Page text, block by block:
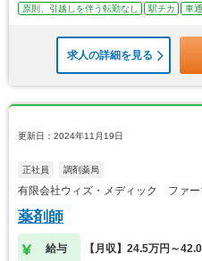
原則、引越しを伴う転勤なし 駅チカ 車
求人の詳細を見る
更新日：2024年11月19日
正社員 調剤薬局
有限会社ウィズ・メディック ファー
薬剤師
給与 【月収】24.5万円～